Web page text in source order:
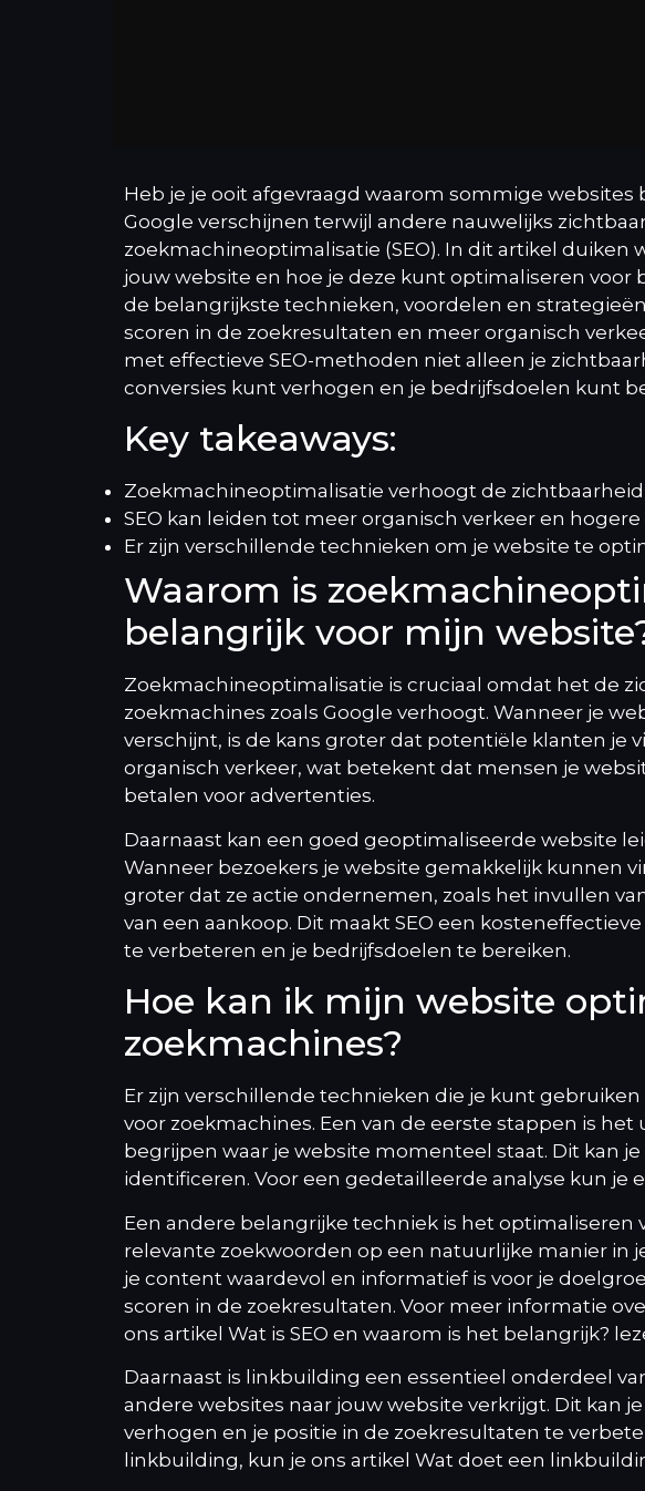
Heb je je ooit afgevraagd waarom sommige websites
Google verschijnen terwijl andere nauwelijks
zoekmachineoptimalisatie (SEO). In dit artikel duiken
jouw website en hoe je deze kunt optimaliseren voor
de belangrijkste technieken, voordelen en
scoren in de zoekresultaten en meer organisch
met effectieve SEO-methoden niet alleen je
conversies kunt verhogen en je bedrijfsdoelen kunt
Key takeaways:
Zoekmachineoptimalisatie verhoogt de zichtbaarheid
SEO kan leiden tot meer organisch verkeer en hogere
Er zijn verschillende technieken om je website te
Waarom is
belangrijk voor mijn
Zoekmachineoptimalisatie is cruciaal omdat het de
zoekmachines zoals Google verhoogt. Wanneer je
verschijnt, is de kans groter dat potentiële klanten je
organisch verkeer, wat betekent dat mensen je
betalen voor advertenties.
Daarnaast kan een goed geoptimaliseerde website
Wanneer bezoekers je website gemakkelijk kunnen
groter dat ze actie ondernemen, zoals het invullen
van een aankoop. Dit maakt SEO een
te verbeteren en je bedrijfsdoelen te bereiken.
Hoe kan ik mijn website
zoekmachines?
Er zijn verschillende technieken die je kunt
voor zoekmachines. Een van de eerste stappen is het
begrijpen waar je website momenteel staat. Dit kan
identificeren. Voor een gedetailleerde analyse kun je
Een andere belangrijke techniek is het optimaliseren
relevante zoekwoorden op een natuurlijke manier in
je content waardevol en informatief is voor je
scoren in de zoekresultaten. Voor meer informatie
ons artikel Wat is SEO en waarom is het belangrijk?
Daarnaast is linkbuilding een essentieel onderdeel
andere websites naar jouw website verkrijgt. Dit kan
verhogen en je positie in de zoekresultaten te
linkbuilding, kun je ons artikel Wat doet een